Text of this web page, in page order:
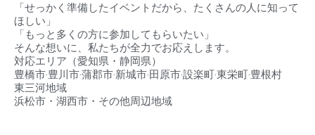
「せっかく準備したイベントだから、たくさんの人に知って
ほしい」
「もっと多くの方に参加してもらいたい」
そんな想いに、私たちが全力でお応えします。
対応エリア（愛知県・静岡県）
豊橋市‧豊川市‧蒲郡市‧新城市‧田原市‧設楽町‧東栄町‧豊根村
東三河地域
浜松市・湖西市・その他周辺地域